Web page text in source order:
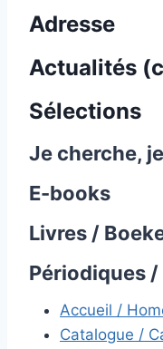
Adresse
Actualités
Sélections
Je cherche,
E-books
Livres /
Périodiques
Accueil /
Catalogue /